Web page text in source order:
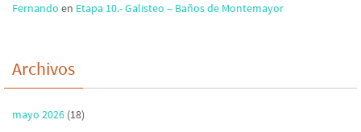
Fernando en Etapa 10.- Galisteo – Baños de Montemayor
Archivos
mayo 2026 (18)